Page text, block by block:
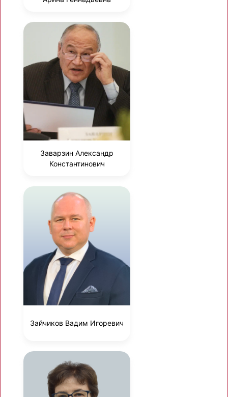
Заварзин Александр
Константинович
Зайчиков Вадим Игоревич